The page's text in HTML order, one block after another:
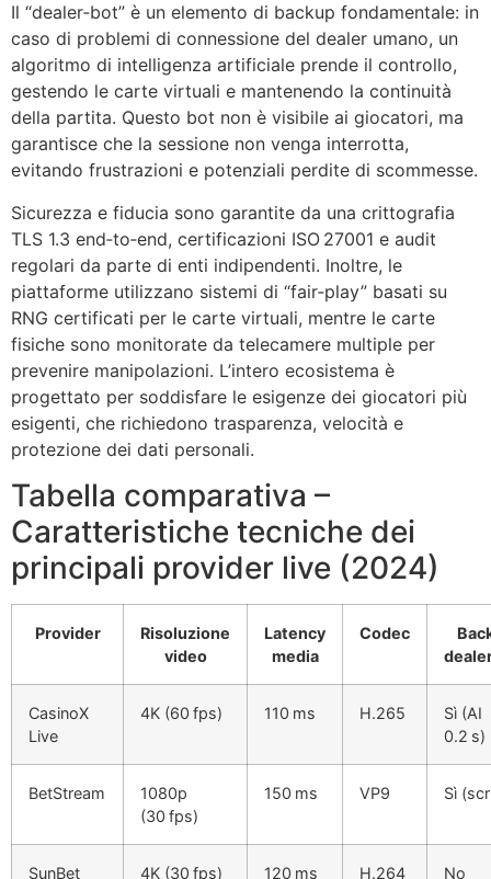
Il “dealer‑bot” è un elemento di backup fondamentale: in
caso di problemi di connessione del dealer umano, un
algoritmo di intelligenza artificiale prende il controllo,
gestendo le carte virtuali e mantenendo la continuità
della partita. Questo bot non è visibile ai giocatori, ma
garantisce che la sessione non venga interrotta,
evitando frustrazioni e potenziali perdite di scommesse.
Sicurezza e fiducia sono garantite da una crittografia
TLS 1.3 end‑to‑end, certificazioni ISO 27001 e audit
regolari da parte di enti indipendenti. Inoltre, le
piattaforme utilizzano sistemi di “fair‑play” basati su
RNG certificati per le carte virtuali, mentre le carte
fisiche sono monitorate da telecamere multiple per
prevenire manipolazioni. L’intero ecosistema è
progettato per soddisfare le esigenze dei giocatori più
esigenti, che richiedono trasparenza, velocità e
protezione dei dati personali.
Tabella comparativa –
Caratteristiche tecniche dei
principali provider live (2024)
Provider
Risoluzione
video
Latency
media
Codec
CasinoX
Live
4K (60 fps) 110 ms H.265
Sì (AI
0.2 s)
BetStream
1080p
(30 fps)
150 ms VP9 Sì
SunBet 4K (30 fps) 120 ms H.264 No